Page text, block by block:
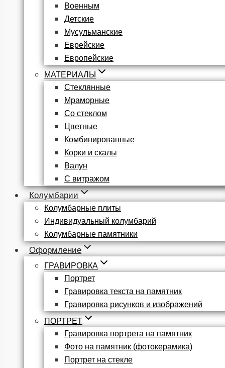
Военным
Детские
Мусульманские
Еврейские
Европейские
МАТЕРИАЛЫ
Стеклянные
Мраморные
Со стеклом
Цветные
Комбинированные
Корки и скалы
Валун
С витражом
Колумбарии
Колумбарные плиты
Индивидуальный колумбарий
Колумбарные памятники
Оформление
ГРАВИРОВКА
Портрет
Гравировка текста на памятник
Гравировка рисунков и изображений
ПОРТРЕТ
Гравировка портрета на памятник
Фото на памятник (фотокерамика)
Портрет на стекле